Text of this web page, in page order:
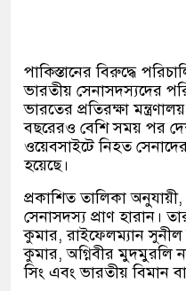
পাকিস্তানের বিরুদ্ধে
ভারতীয় সেনাসদস্যদের
ভারতের প্রতিরক্ষা
বছরেরও বেশি সময় পর
ওয়েবসাইটে নিহত
হয়েছে।
প্রকাশিত তালিকা
সেনাসদস্য প্রাণ হারান।
কুমার, রাইফেলম্যান সুনীল
কুমার, অগ্নিবীর মুদমুরলি
সিং এবং ভারতীয় বিমান